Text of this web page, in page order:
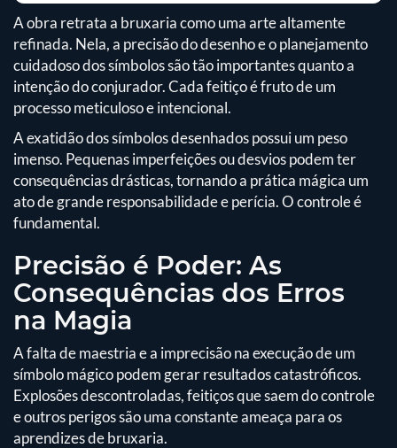
A obra retrata a bruxaria como uma arte altamente
refinada. Nela, a precisão do desenho e o planejamento
cuidadoso dos símbolos são tão importantes quanto a
intenção do conjurador. Cada feitiço é fruto de um
processo meticuloso e intencional.
A exatidão dos símbolos desenhados possui um peso
imenso. Pequenas imperfeições ou desvios podem ter
consequências drásticas, tornando a prática mágica um
ato de grande responsabilidade e perícia. O controle é
fundamental.
Precisão é Poder: As
Consequências dos Erros
na Magia
A falta de maestria e a imprecisão na execução de um
símbolo mágico podem gerar resultados catastróficos.
Explosões descontroladas, feitiços que saem do controle
e outros perigos são uma constante ameaça para os
aprendizes de bruxaria.